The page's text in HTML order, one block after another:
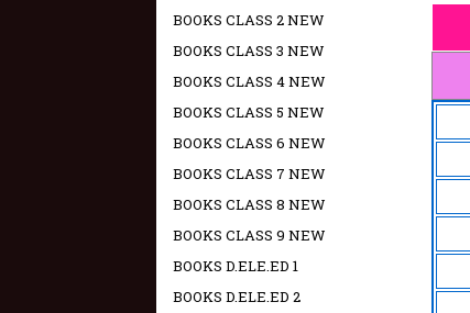
BOOKS CLASS 2 NEW
BOOKS CLASS 3 NEW
BOOKS CLASS 4 NEW
BOOKS CLASS 5 NEW
BOOKS CLASS 6 NEW
BOOKS CLASS 7 NEW
BOOKS CLASS 8 NEW
BOOKS CLASS 9 NEW
BOOKS D.ELE.ED 1
BOOKS D.ELE.ED 2